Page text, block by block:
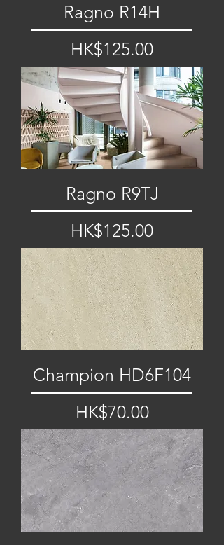
Ragno R14H
價格
HK$125.00
Ragno R9TJ
價格
HK$125.00
Champion HD6F104
價格
HK$70.00